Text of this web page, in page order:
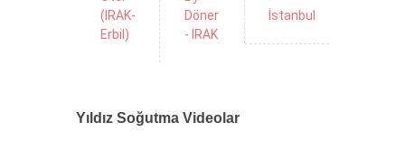
Yıldız Soğutma Videolar